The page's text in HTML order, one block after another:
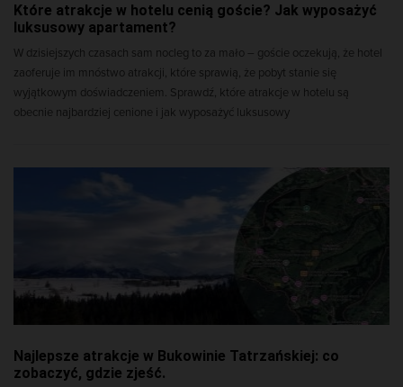
Które atrakcje w hotelu cenią goście? Jak wyposażyć
luksusowy apartament?
W dzisiejszych czasach sam nocleg to za mało – goście oczekują, że hotel
zaoferuje im mnóstwo atrakcji, które sprawią, że pobyt stanie się
wyjątkowym doświadczeniem. Sprawdź, które atrakcje w hotelu są
obecnie najbardziej cenione i jak wyposażyć luksusowy
Najlepsze atrakcje w Bukowinie Tatrzańskiej: co
zobaczyć, gdzie zjeść.